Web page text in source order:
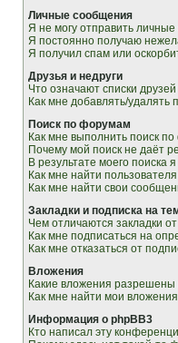
Личные сообщения
Я не могу отправить
Я постоянно получаю
Я получил спам или
Друзья и недруги
Что означают списки
Как мне добавлять/удалять
Поиск по форумам
Как мне выполнить поиск
Почему мой поиск не даёт
В результате моего поиска
Как мне найти
Как мне найти свои
Закладки и подписка на
Чем отличаются закладки
Как мне подписаться на
Как мне отказаться от
Вложения
Какие вложения
Как мне найти мои
Информация о phpBB3
Кто написал эту